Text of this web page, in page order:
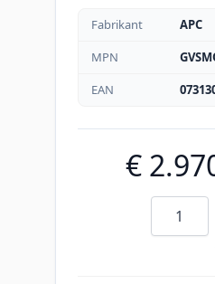
Fabrikant
APC
MPN
EAN
€
Aantal